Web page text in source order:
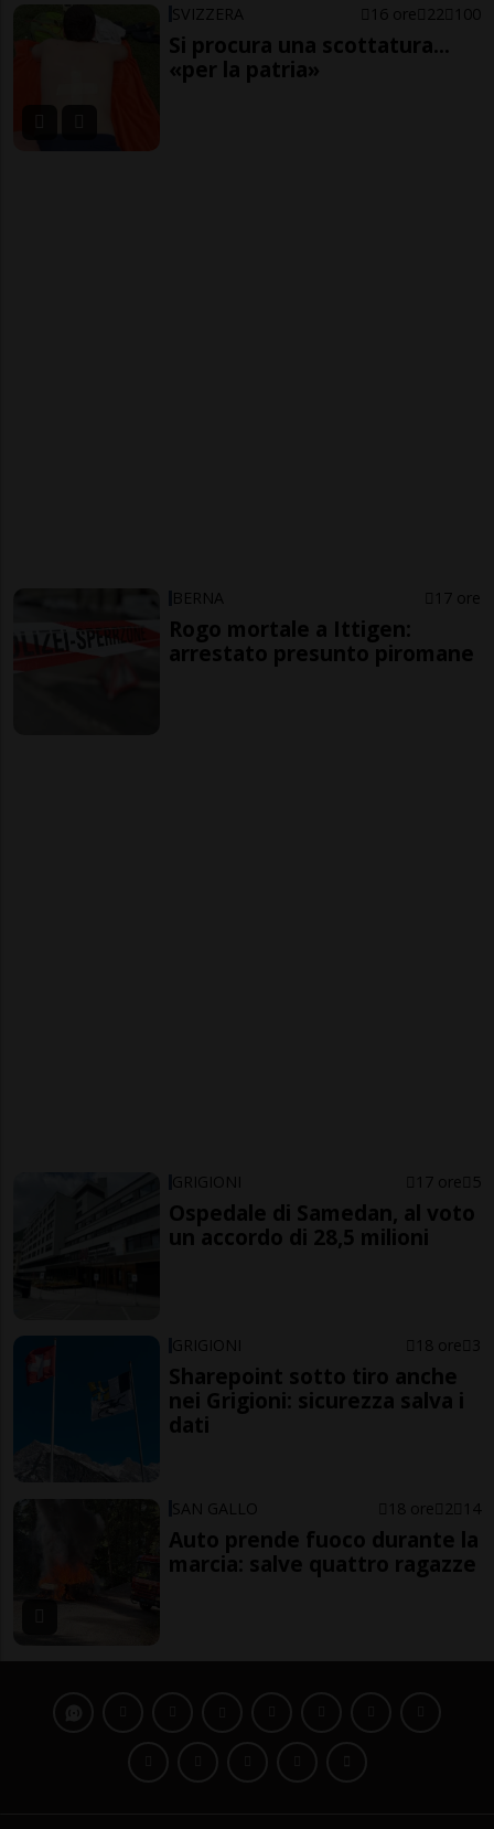
SVIZZERA 16 ore 22 100
Si procura una scottatura...
«per la patria»
BERNA 17 ore
Rogo mortale a Ittigen:
arrestato presunto piromane
GRIGIONI 17 ore 5
Ospedale di Samedan, al voto
un accordo di 28,5 milioni
GRIGIONI 18 ore 3
Sharepoint sotto tiro anche
nei Grigioni: sicurezza salva i
dati
SAN GALLO 18 ore 2 14
Auto prende fuoco durante la
marcia: salve quattro ragazze